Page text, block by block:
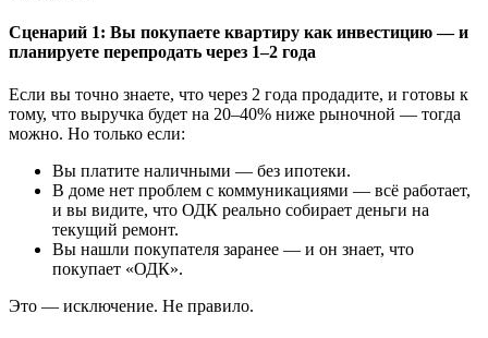
Сценарий 1: Вы покупаете квартиру как инвестицию — и
планируете перепродать через 1–2 года
Если вы точно знаете, что через 2 года продадите, и готовы к
тому, что выручка будет на 20–40% ниже рыночной — тогда
можно. Но только если:
Вы платите наличными — без ипотеки.
В доме нет проблем с коммуникациями — всё работает,
и вы видите, что ОДК реально собирает деньги на
текущий ремонт.
Вы нашли покупателя заранее — и он знает, что
покупает «ОДК».
Это — исключение. Не правило.